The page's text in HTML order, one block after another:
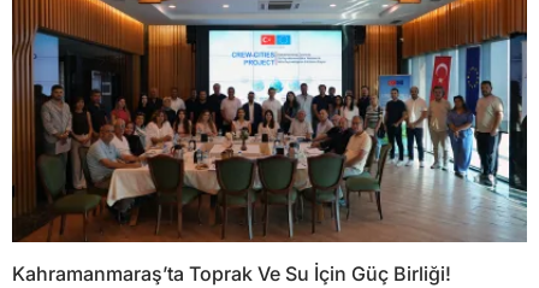
Kahramanmaraş’ta Toprak Ve Su İçin Güç Birliği!